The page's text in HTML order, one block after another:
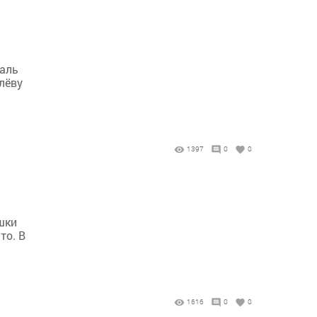
1397 0 0
В
1616 0 0